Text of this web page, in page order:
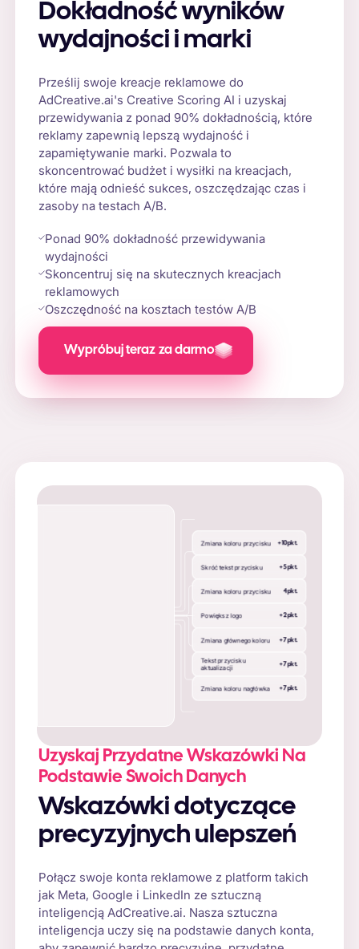
Dokładność wyników
wydajności i marki
Prześlij swoje kreacje reklamowe do
AdCreative.ai's Creative Scoring AI i uzyskaj
przewidywania z ponad 90% dokładnością, które
reklamy zapewnią lepszą wydajność i
zapamiętywanie marki. Pozwala to
skoncentrować budżet i wysiłki na kreacjach,
które mają odnieść sukces, oszczędzając czas i
zasoby na testach A/B.
Ponad 90% dokładność przewidywania
wydajności
Skoncentruj się na skutecznych kreacjach
reklamowych
Oszczędność na kosztach testów A/B
Wypróbuj teraz za darmo
Uzyskaj Przydatne Wskazówki Na
Podstawie Swoich Danych
Wskazówki dotyczące
precyzyjnych ulepszeń
Połącz swoje konta reklamowe z platform takich
jak Meta, Google i LinkedIn ze sztuczną
inteligencją AdCreative.ai. Nasza sztuczna
inteligencja uczy się na podstawie danych konta,
Zmiana koloru przycisku +10pkt.
Skróć tekst przycisku +5pkt.
Zmiana koloru przycisku 4pkt.
Powiększ logo +2pkt.
Zmiana głównego koloru +7pkt.
Tekst przycisku
aktualizacji
+7pkt.
Zmiana koloru nagłówka +7pkt.